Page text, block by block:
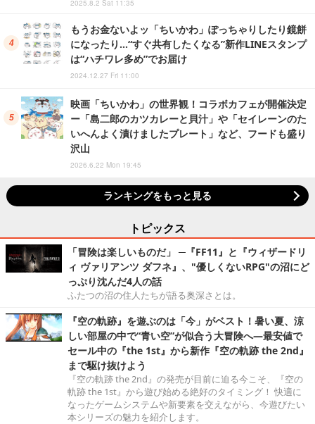
2025.8.2 Sat 11:35
もうお金ないよッ「ちいかわ」ぽっちゃりしたり鏡餅
になったり…“すぐ共有したくなる”新作LINEスタンプ
は“ハチワレ多め”でお届け
2024.12.27 Fri 11:00
映画「ちいかわ」の世界観！コラボカフェが開催決定
ー「島二郎のカツカレーと貝汁」や「セイレーンのた
いへんよく漬けましたプレート」など、フードも盛り
沢山
2026.6.22 Mon 19:45
ランキングをもっと見る
トピックス
「冒険は楽しいものだ」 ─『FF11』と『ウィザードリ
ィ ヴァリアンツ ダフネ』、"優しくないRPG"の沼にど
っぷり沈んだ4人の話
ふたつの沼の住人たちが語る奥深さとは。
『空の軌跡』を遊ぶのは「今」がベスト！暑い夏、涼
しい部屋の中で“青い空”が似合う大冒険へ―最安値で
セール中の『the 1st』から新作『空の軌跡 the 2nd』
まで駆け抜けよう
『空の軌跡 the 2nd』の発売が目前に迫る今こそ、『空の
軌跡 the 1st』から遊び始める絶好のタイミング！ 快適に
なったゲームシステムや新要素を交えながら、今遊びたい
本シリーズの魅力を紹介します。